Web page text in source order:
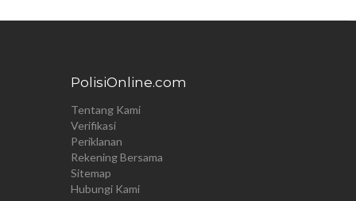
PolisiOnline.com
Tentang Kami
Verifikasi
Periklanan
Rekening Bersama
Sitemap
Hubungi Kami